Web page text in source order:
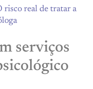
risco real de tratar a
serviços